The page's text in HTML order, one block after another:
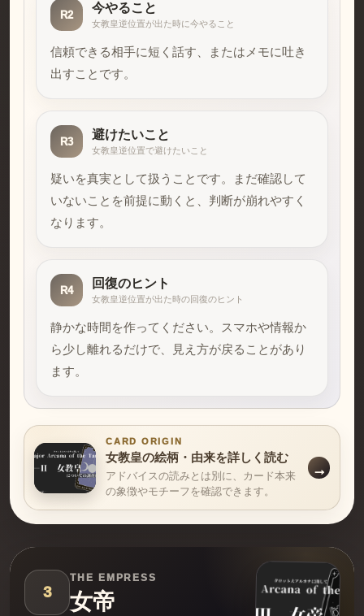
R2 今やること
女教皇逆位置が出た時に今やること
信頼できる相手に短く話す、またはメモに吐き
出すことです。
R3 避けたいこと
女教皇逆位置で避けたいこと
疑いを真実として扱うことです。まだ確認して
いないことを前提に動くと、判断が崩れやすく
なります。
R4 回復のヒント
女教皇逆位置が出た時の回復のヒント
静かな時間を作ってください。スマホや情報か
ら少し離れるだけで、見え方が戻ることがあり
ます。
CARD ORIGIN
女教皇の絵柄・由来を詳しく読む
アドバイスの読みとは別に、カード本来
の象徴やモチーフを確認できます。
3
THE EMPRESS
女帝